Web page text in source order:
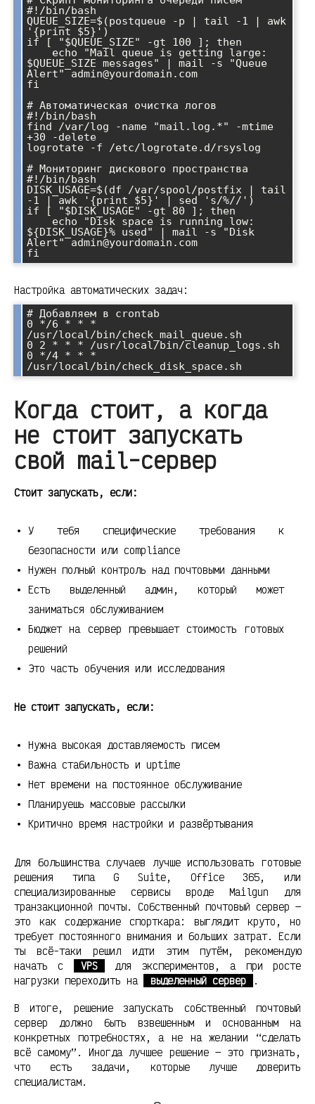
#!/bin/bash
QUEUE_SIZE=$(postqueue -p | tail -1 | awk
'{print $5}')
if [ "$QUEUE_SIZE" -gt 100 ]; then
$QUEUE_SIZE messages" | mail -s "Queue
Alert" admin@yourdomain.com
fi
# Автоматическая очистка логов
#!/bin/bash
find /var/log -name "mail.log.*" -mtime
+30 -delete
logrotate -f /etc/logrotate.d/rsyslog
# Мониторинг дискового пространства
#!/bin/bash
DISK_USAGE=$(df /var/spool/postfix | tail
-1 | awk '{print $5}' | sed 's/%//')
if [ "$DISK_USAGE" -gt 80 ]; then
${DISK_USAGE}% used" | mail -s "Disk
Alert" admin@yourdomain.com
Настройка автоматических задач:
# Добавляем в crontab
0 */6 * * *
/usr/local/bin/check_mail_queue.sh
0 2 * * * /usr/local/bin/cleanup_logs.sh
0 */4 * * *
Когда стоит, а когда
не стоит запускать
свой mail-сервер
Стоит запускать, если:
У тебя специфические требования к
безопасности или compliance
Нужен полный контроль над почтовыми данными
Есть выделенный админ, который может
заниматься обслуживанием
Бюджет на сервер превышает стоимость готовых
решений
Это часть обучения или исследования
Не стоит запускать, если:
Нужна высокая доставляемость писем
Важна стабильность и uptime
Нет времени на постоянное обслуживание
Планируешь массовые рассылки
Критично время настройки и развёртывания
Для большинства случаев лучше использовать готовые
решения типа G Suite, Office 365, или
специализированные сервисы вроде Mailgun для
транзакционной почты. Собственный почтовый сервер —
это как содержание спорткара: выглядит круто, но
требует постоянного внимания и больших затрат. Если
ты всё-таки решил идти этим путём, рекомендую
начать с
VPS
для экспериментов, а при росте
нагрузки переходить на
выделенный сервер .
В итоге, решение запускать собственный почтовый
сервер должно быть взвешенным и основанным на
конкретных потребностях, а не на желании “сделать
всё самому”. Иногда лучшее решение — это признать,
что есть задачи, которые лучше доверить
специалистам.